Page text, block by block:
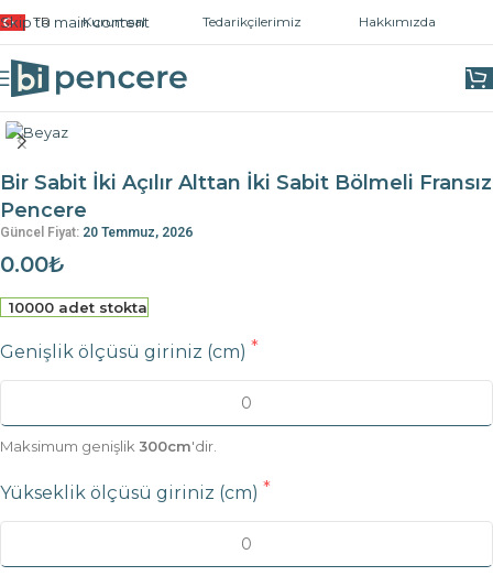
Skip to main content
TR Kurumsal Tedarikçilerimiz Hakkımızda
Ana Sayfa
Bir Sabit İki Açılır Alttan İki Sabit Bölmeli Fransız
Pencere
Güncel Fiyat: 20 Temmuz, 2026
0.00₺
10000 adet stokta
Genişlik ölçüsü giriniz (cm)
Maksimum genişlik 300cm'dir.
Yükseklik ölçüsü giriniz (cm)